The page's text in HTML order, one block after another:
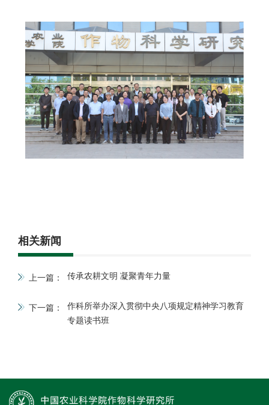
相关新闻
上一篇： 传承农耕文明 凝聚青年力量
下一篇：
作科所举办深入贯彻中央八项规定精神学习教育
专题读书班